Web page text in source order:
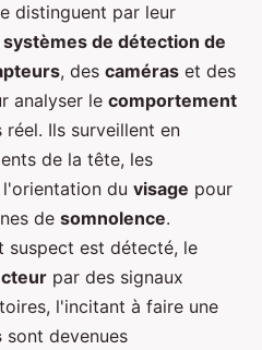
distinguent par leur
systèmes de détection de
, des caméras et des
analyser le comportement
réel. Ils surveillent en
de la tête, les
du visage pour
de somnolence.
suspect est détecté, le
par des signaux
l'incitant à faire une
sont devenues